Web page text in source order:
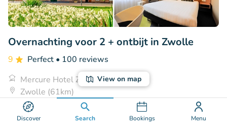
Discover Search Bookings Menu
View on map
Overnachting voor 2 + ontbijt in Zwolle
9 Perfect • 100 reviews
Mercure Hotel Zwolle
Zwolle (61km)
Sold: 11
€134 €134